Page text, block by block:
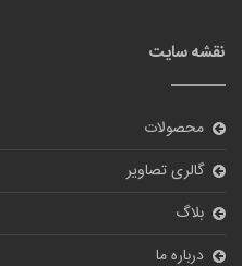
نقشه سایت
محصولات
گالری تصاویر
بلاگ
درباره ما